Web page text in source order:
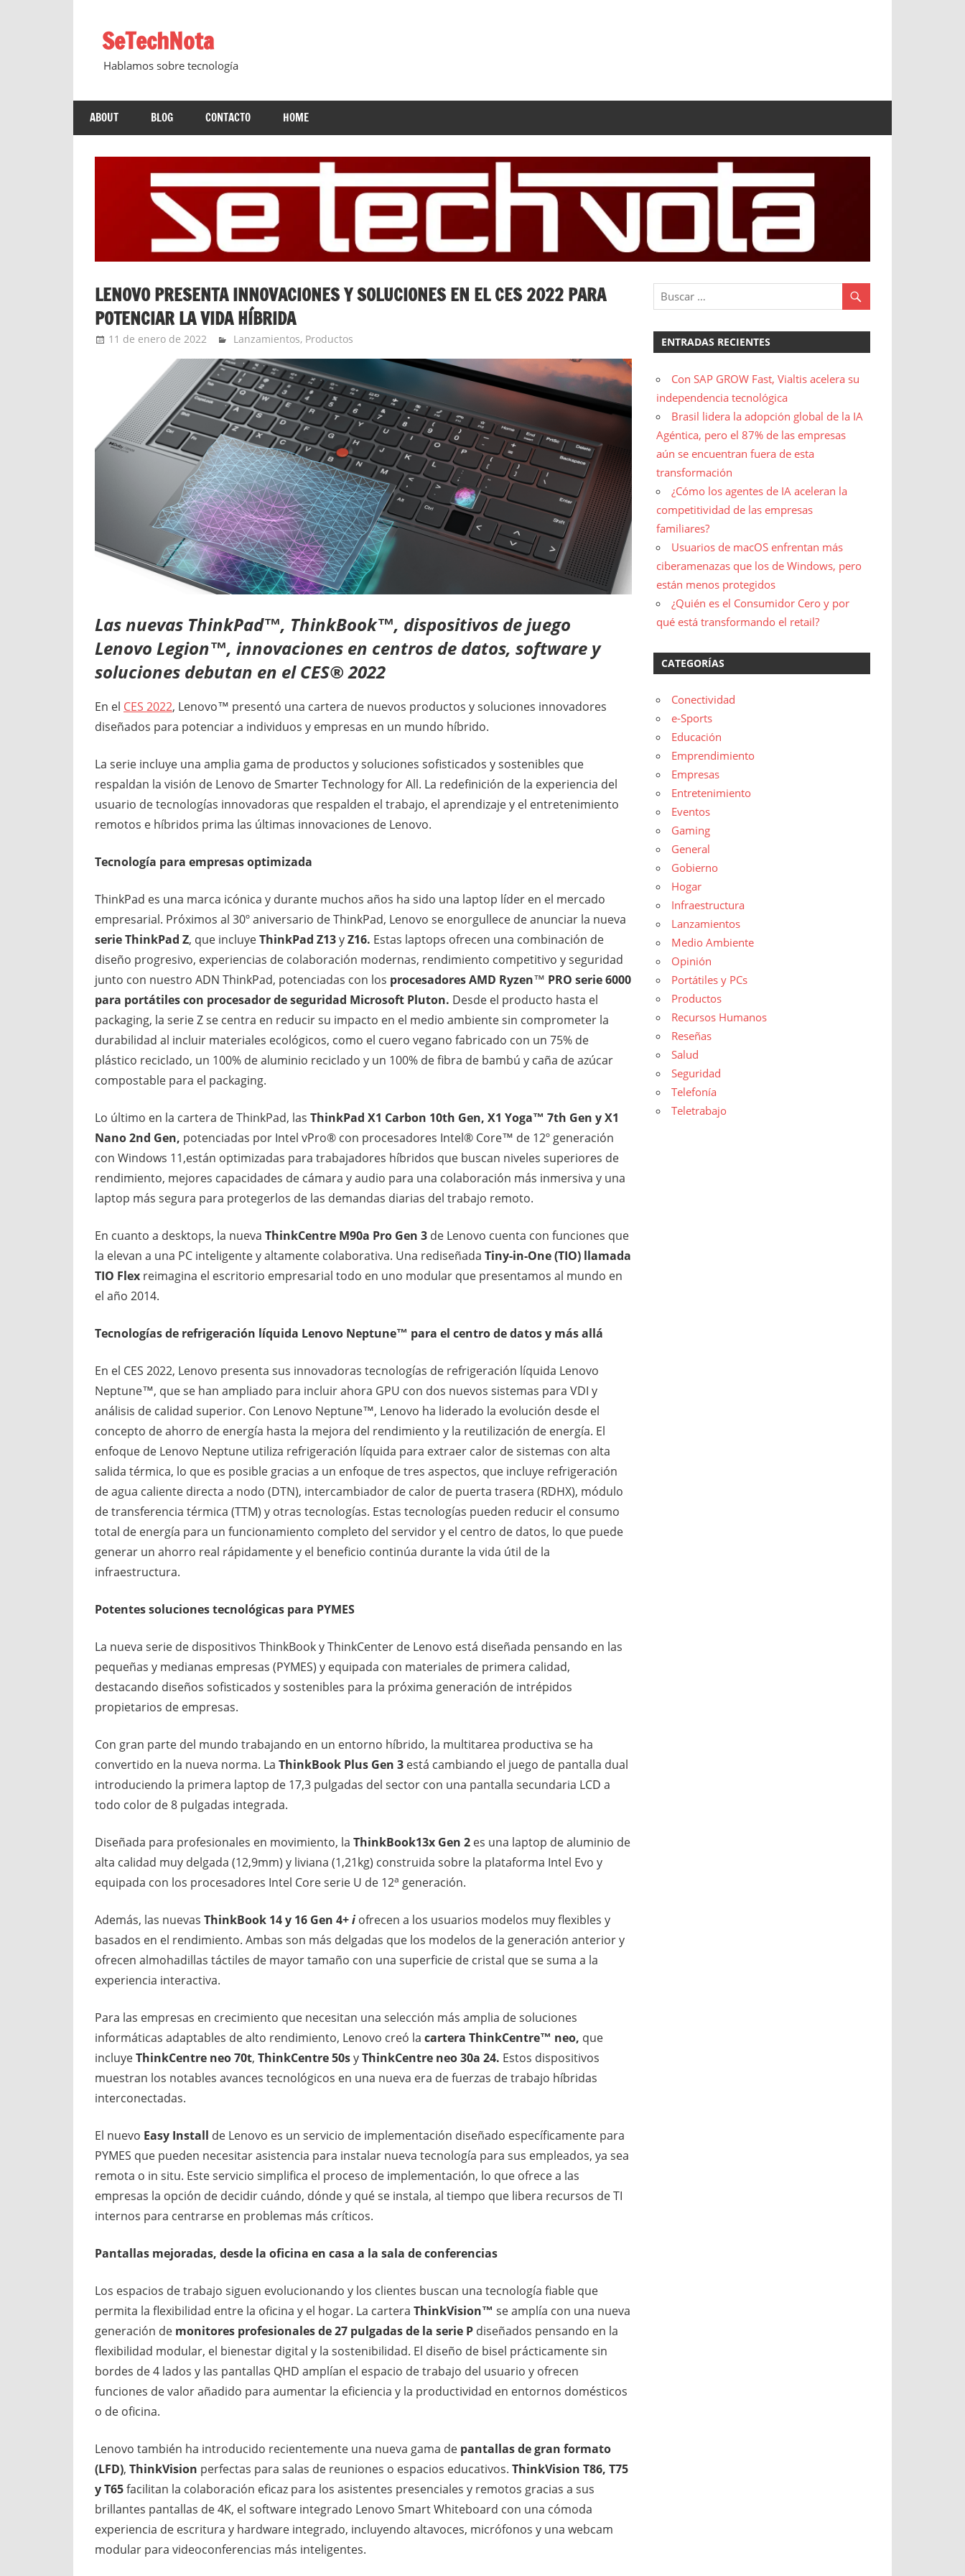
contenidoSeTechNota
Hablamos sobre tecnología
ABOUT BLOG CONTACTO HOME
LENOVO PRESENTA INNOVACIONES Y SOLUCIONES EN EL CES 2022 PARA
POTENCIAR LA VIDA HÍBRIDA
11 de enero de 2022 Ernesto Herrera
Lanzamientos, Productos
Las nuevas ThinkPad™, ThinkBook™, dispositivos de juego
Lenovo Legion™, innovaciones en centros de datos, software y
soluciones debutan en el CES® 2022
En el CES 2022, Lenovo™ presentó una cartera de nuevos productos y soluciones innovadores
diseñados para potenciar a individuos y empresas en un mundo híbrido.
La serie incluye una amplia gama de productos y soluciones sofisticados y sostenibles que
respaldan la visión de Lenovo de Smarter Technology for All. La redefinición de la experiencia del
usuario de tecnologías innovadoras que respalden el trabajo, el aprendizaje y el entretenimiento
remotos e híbridos prima las últimas innovaciones de Lenovo.
Tecnología para empresas optimizada
ThinkPad es una marca icónica y durante muchos años ha sido una laptop líder en el mercado
empresarial. Próximos al 30º aniversario de ThinkPad, Lenovo se enorgullece de anunciar la nueva
serie ThinkPad Z, que incluyeThinkPad Z13yZ16. Estas laptops ofrecen una combinación de
diseño progresivo, experiencias de colaboración modernas, rendimiento competitivo y seguridad
junto con nuestro ADN ThinkPad, potenciadas con los procesadoresAMD Ryzen™ PRO serie 6000
para portátiles con procesador de seguridad Microsoft Pluton. Desde el producto hasta el
packaging, la serie Z se centra en reducir su impacto en el medio ambiente sin comprometer la
durabilidad al incluir materiales ecológicos, como el cuero vegano fabricado con un 75% de
plástico reciclado, un 100% de aluminio reciclado y un 100% de fibra de bambú y caña de azúcar
compostable para el packaging.
Lo último en la cartera de ThinkPad, las ThinkPad X1 Carbon 10th Gen, X1 Yoga™ 7th Gen y X1
Nano 2nd Gen, potenciadas por Intel vPro® con procesadores Intel® Core™ de 12º generación
con Windows 11,están optimizadas para trabajadores híbridos que buscan niveles superiores de
rendimiento, mejores capacidades de cámara y audio para una colaboración más inmersiva y una
laptop más segura para protegerlos de las demandas diarias del trabajo remoto.
En cuanto a desktops, la nueva ThinkCentre M90a Pro Gen 3 de Lenovo cuenta con funciones que
la elevan a una PC inteligente y altamente colaborativa. Una rediseñada Tiny-in-One (TIO) llamada
TIO Flex reimagina el escritorio empresarial todo en uno modular que presentamos al mundo en
el año 2014.
Tecnologías de refrigeración líquida Lenovo Neptune™ para el centro de datos y más allá
En el CES 2022, Lenovo presenta sus innovadoras tecnologías de refrigeración líquida Lenovo
Neptune™, que se han ampliado para incluir ahora GPU con dos nuevos sistemas para VDI y
análisis de calidad superior. Con Lenovo Neptune™, Lenovo ha liderado la evolución desde el
concepto de ahorro de energía hasta la mejora del rendimiento y la reutilización de energía. El
enfoque de Lenovo Neptune utiliza refrigeración líquida para extraer calor de sistemas con alta
salida térmica, lo que es posible gracias a un enfoque de tres aspectos, que incluye refrigeración
de agua caliente directa a nodo (DTN), intercambiador de calor de puerta trasera (RDHX), módulo
de transferencia térmica (TTM) y otras tecnologías. Estas tecnologías pueden reducir el consumo
total de energía para un funcionamiento completo del servidor y el centro de datos, lo que puede
generar un ahorro real rápidamente y el beneficio continúa durante la vida útil de la
infraestructura.
Potentes soluciones tecnológicas para PYMES
La nueva serie de dispositivos ThinkBook y ThinkCenter de Lenovo está diseñada pensando en las
pequeñas y medianas empresas (PYMES) y equipada con materiales de primera calidad,
destacando diseños sofisticados y sostenibles para la próxima generación de intrépidos
propietarios de empresas.
Con gran parte del mundo trabajando en un entorno híbrido, la multitarea productiva se ha
convertido en la nueva norma. La ThinkBook Plus Gen 3 está cambiando el juego de pantalla dual
introduciendo la primera laptop de 17,3 pulgadas del sector con una pantalla secundaria LCD a
todo color de 8 pulgadas integrada.
Diseñada para profesionales en movimiento, la ThinkBook13x Gen 2 es una laptop de aluminio de
alta calidad muy delgada (12,9mm) y liviana (1,21kg) construida sobre la plataforma Intel Evo y
equipada con los procesadores Intel Core serie U de 12a generación.
Además, las nuevas ThinkBook 14 y 16 Gen 4+i ofrecen a los usuarios modelos muy flexibles y
basados en el rendimiento. Ambas son más delgadas que los modelos de la generación anterior y
ofrecen almohadillas táctiles de mayor tamaño con una superficie de cristal que se suma a la
experiencia interactiva.
Para las empresas en crecimiento que necesitan una selección más amplia de soluciones
informáticas adaptables de alto rendimiento, Lenovo creó la cartera ThinkCentre™ neo, que
incluyeThinkCentre neo 70t, ThinkCentre 50syThinkCentre neo 30a 24. Estos dispositivos
muestran los notables avances tecnológicos en una nueva era de fuerzas de trabajo híbridas
interconectadas.
El nuevo Easy Install de Lenovo es un servicio de implementación diseñado específicamente para
PYMES que pueden necesitar asistencia para instalar nueva tecnología para sus empleados, ya sea
remota o in situ. Este servicio simplifica el proceso de implementación, lo que ofrece a las
empresas la opción de decidir cuándo, dónde y qué se instala, al tiempo que libera recursos de TI
internos para centrarse en problemas más críticos.
Pantallas mejoradas, desde la oficina en casa a la sala de conferencias
Los espacios de trabajo siguen evolucionando y los clientes buscan una tecnología fiable que
permita la flexibilidad entre la oficina y el hogar. La cartera ThinkVision™ se amplía con una nueva
generación de monitores profesionales de 27 pulgadas de la serie P diseñados pensando en la
flexibilidad modular, el bienestar digital y la sostenibilidad. El diseño de bisel prácticamente sin
bordes de 4 lados y las pantallas QHD amplían el espacio de trabajo del usuario y ofrecen
funciones de valor añadido para aumentar la eficiencia y la productividad en entornos domésticos
o de oficina.
Lenovo también ha introducido recientemente una nueva gama de pantallas de gran formato
(LFD), ThinkVision perfectas para salas de reuniones o espacios educativos. ThinkVision T86, T75
y T65facilitan la colaboración eficaz para los asistentes presenciales y remotos gracias a sus
brillantes pantallas de 4K, el software integrado Lenovo Smart Whiteboard con una cómoda
experiencia de escritura y hardware integrado, incluyendo altavoces, micrófonos y una webcam
modular para videoconferencias más inteligentes.
ENTRADAS RECIENTES
Con SAP GROW Fast, Vialtis acelera su
independencia tecnológica
Brasil lidera la adopción global de la IA
Agéntica, pero el 87% de las empresas
aún se encuentran fuera de esta
transformación
¿Cómo los agentes de IA aceleran la
competitividad de las empresas
familiares?
Usuarios de macOS enfrentan más
ciberamenazas que los de Windows, pero
están menos protegidos
¿Quién es el Consumidor Cero y por
qué está transformando el retail?
CATEGORÍAS
Conectividad
e-Sports
Educación
Emprendimiento
Empresas
Entretenimiento
Eventos
Gaming
General
Gobierno
Hogar
Infraestructura
Lanzamientos
Medio Ambiente
Opinión
Portátiles y PCs
Productos
Recursos Humanos
Reseñas
Salud
Seguridad
Telefonía
Teletrabajo